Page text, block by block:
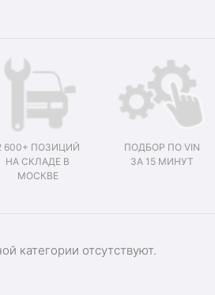
600+ ПОЗИЦИЙ
НА СКЛАДЕ В
МОСКВЕ
ПОДБОР ПО VIN
ЗА 15 МИНУТ
категории отсутствуют.